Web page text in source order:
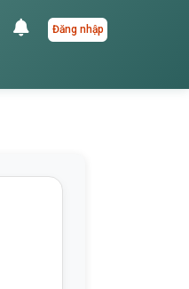
Đăng nhập